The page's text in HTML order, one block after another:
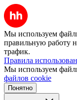
Мы используем
правильную работу
трафик.
Правила
Мы используем
файлов cookie
Понятно